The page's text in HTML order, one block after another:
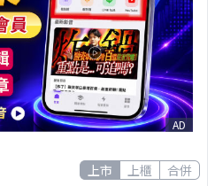
AD
上市 上櫃 合併